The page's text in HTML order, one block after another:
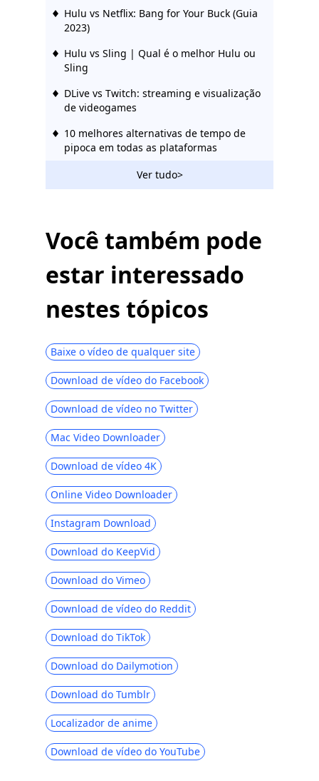
Hulu vs Netflix: Bang for Your Buck (Guia
2023)
Hulu vs Sling | Qual é o melhor Hulu ou
Sling
DLive vs Twitch: streaming e visualização
de videogames
10 melhores alternativas de tempo de
pipoca em todas as plataformas
Sites como o Vumoo: sites de streaming
de vídeo gratuitos e estáveis
10 principais alternativas do KimCartoon
para assistir desenhos animados de
2023
10 melhores alternativas de TV no
Terrarium | 2023 mais recentes
Os 6 principais sites gratuitos, como o
123Movies [2023]
Os 5 principais sites de drama coreano
com legendas em inglês que você vai
adorar
As 6 principais alternativas da Primewire
[Melhores sites gratuitos como
Primewire]
Melhores sites como Udemy para e-
As 5 principais alternativas do TVMuse
[Como baixar filmes]
Melhores sites como SolarMovie para
assistir e baixar filmes
Hulu vs Amazon Prime: comparação com
tudo incluído [2023]
Os 5 principais sites como o Tubi TV:
sites de filmes on-line gratuitos [2023]
Disney Plus vs Netflix: comparação
Philo vs Sling: 5 coisas que você não
deve perder [2023]
Ver tudo>
Você também pode
estar interessado
nestes tópicos
Baixe o vídeo de qualquer site
Download de vídeo do Facebook
Download de vídeo no Twitter
Mac Video Downloader
Download de vídeo 4K
Online Video Downloader
Instagram Download
Download do KeepVid
Download do Vimeo
Download de vídeo do Reddit
Download do TikTok
Download do Dailymotion
Download do Tumblr
Localizador de anime
Download de vídeo do YouTube